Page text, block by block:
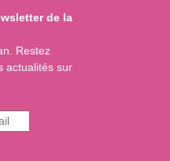
de la
Restez
actualités sur